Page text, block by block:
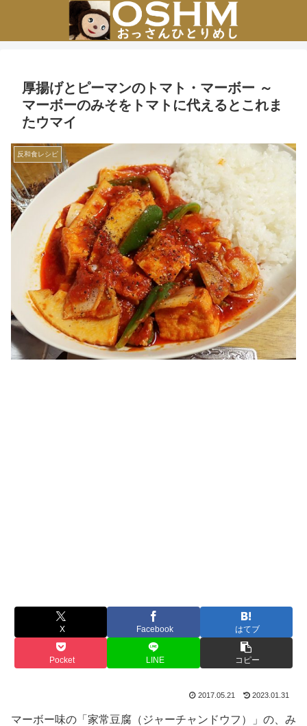
厚揚げとピーマンのトマト・マーボー ～
マーボーのみそをトマトに代えるとこれま
たウマイ
反和食レシピ
X Facebook はてブ
Pocket LINE コピー
2017.05.21 2023.01.31
マーボー味の「家常豆腐（ジャーチャンドウフ）」の、み